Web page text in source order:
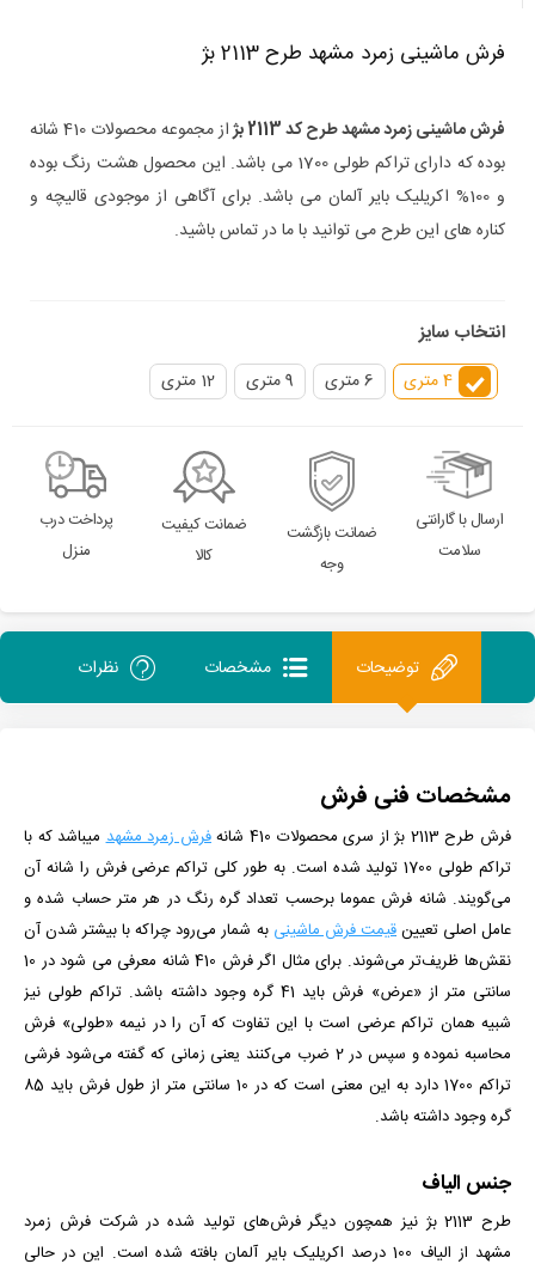
فرش ماشینی زمرد مشهد طرح 2113 بژ
فرش ماشینی زمرد مشهد طرح کد 2113 بژ
از مجموعه محصولات 410 شانه
بوده که دارای تراکم طولی 1700 می باشد. این محصول هشت رنگ بوده
و 100% اکریلیک بایر آلمان می باشد. برای آگاهی از موجودی قالیچه و
کناره های این طرح می توانید با ما در تماس باشید.
انتخاب سایز
4 متری 6 متری 9 متری 12 متری
ارسال با گارانتی
سلامت
ضمانت بازگشت
وجه
ضمانت کیفیت
کالا
پرداخت درب
منزل
توضیحات مشخصات نظرات
مشخصات فنی فرش
فرش طرح 2113 بژ از سری محصولات 410 شانه فرش زمرد مشهدمی­باشد که با
تراکم طولی 1700 تولید شده است. به طور کلی تراکم عرضی فرش را شانه آن
می‌گویند. شانه فرش عموما برحسب تعداد گره رنگ در هر متر حساب شده و
عامل اصلی تعیینقیمت فرش ماشینی به شمار می‌رود چراکه با بیشتر شدن آن
نقش‌ها ظریف‌تر می‌شوند. برای مثال اگر فرش 410 شانه معرفی می شود در 10
سانتی متر از «عرض» فرش باید 41 گره وجود داشته باشد. تراکم طولی نیز
شبیه همان تراکم عرضی است با این تفاوت که آن را در نیمه «طولی» فرش
محاسبه نموده و سپس در 2 ضرب می‌کنند یعنی زمانی که گفته می‌شود فرشی
تراکم 1700 دارد به این معنی است که در 10 سانتی متر از طول فرش باید 85
گره وجود داشته باشد.
جنس الیاف
طرح 2113 بژ نیز همچون دیگر فرش‌های تولید شده در شرکت فرش زمرد
مشهد از الیاف 100 درصد اکریلیک بایر آلمان بافته شده است. این در حالی